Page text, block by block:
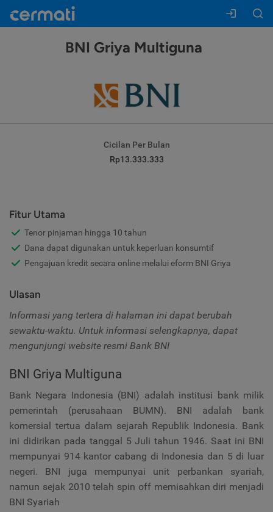
BNI Griya Multiguna
Cicilan Per Bulan
Rp13.333.333
Fitur Utama
Tenor pinjaman hingga 10 tahun
Dana dapat digunakan untuk keperluan konsumtif
Pengajuan kredit secara online melalui eform BNI Griya
Ulasan
Informasi yang tertera di halaman ini dapat berubah
sewaktu-waktu. Untuk informasi selengkapnya, dapat
mengunjungi website resmi Bank BNI
BNI Griya Multiguna
Bank Negara Indonesia (BNI) adalah institusi bank milik
pemerintah (perusahaan BUMN). BNI adalah bank
komersial tertua dalam sejarah Republik Indonesia. Bank
ini didirikan pada tanggal 5 Juli tahun 1946. Saat ini BNI
mempunyai 914 kantor cabang di Indonesia dan 5 di luar
negeri. BNI juga mempunyai unit perbankan syariah,
namun sejak 2010 telah spin off memisahkan diri menjadi
BNI Syariah